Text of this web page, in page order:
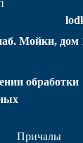
Мойки, дом
обработки
Причалы